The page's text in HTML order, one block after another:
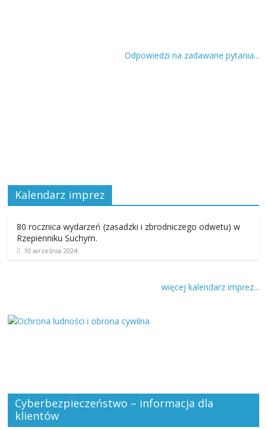
Odpowiedzi na zadawane pytania...
Kalendarz imprez
80 rocznica wydarzeń (zasadzki i zbrodniczego odwetu) w
Rzepienniku Suchym.
10 września 2024
więcej kalendarz imprez...
Cyberbezpieczeństwo – informacja dla
klientów